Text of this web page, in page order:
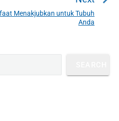
N
e
o
Menakjubkan untuk Tubuh
Anda